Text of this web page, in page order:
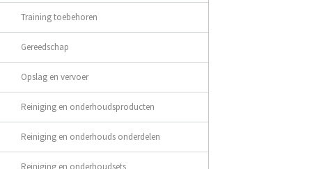
Training toebehoren
Gereedschap
Opslag en vervoer
Reiniging en onderhoudsproducten
Reiniging en onderhouds onderdelen
Reiniging en onderhoudsets